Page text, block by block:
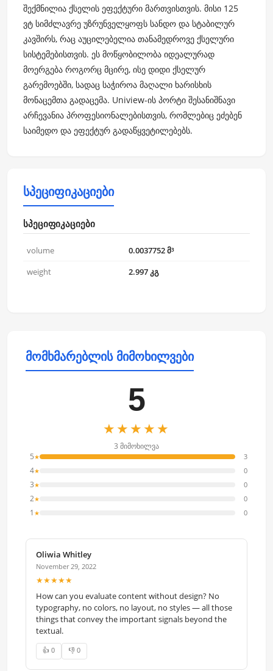
შექმნილია ქსელის ეფექტური მართვისთვის. მისი 125
ვტ სიმძლავრე უზრუნველყოფს სანდო და სტაბილურ
კავშირს, რაც აუცილებელია თანამედროვე ქსელური
სისტემებისთვის. ეს მოწყობილობა იდეალურად
მოერგება როგორც მცირე, ისე დიდი ქსელურ
გარემოებში, სადაც საჭიროა მაღალი ხარისხის
მონაცემთა გადაცემა. Uniview-ის პორტი შესანიშნავი
არჩევანია პროფესიონალებისთვის, რომლებიც ეძებენ
საიმედო და ეფექტურ გადაწყვეტილებებს.
სპეციფიკაციები
სპეციფიკაციები
volume
0.0037752 მ³
weight
2.997 კგ
მომხმარებლის მიმოხილვები
5
★★★★★
3 მიმოხილვა
5★ 3
4★ 0
3★ 0
2★ 0
1 ★ 0
Oliwia Whitley
November 29, 2022
★★★★★
How can you evaluate content without design? No
typography, no colors, no layout, no styles — all those
things that convey the important signals beyond the
textual.
👍 0 👎 0